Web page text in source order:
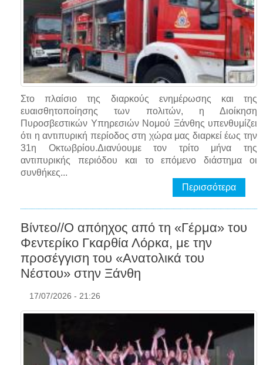
Στο πλαίσιο της διαρκούς ενημέρωσης και της
ευαισθητοποίησης των πολιτών, η Διοίκηση
Πυροσβεστικών Υπηρεσιών Νομού Ξάνθης υπενθυμίζει
ότι η αντιπυρική περίοδος στη χώρα μας διαρκεί έως την
31η Οκτωβρίου.Διανύουμε τον τρίτο μήνα της
αντιπυρικής περιόδου και το επόμενο διάστημα οι
συνθήκες...
Περισσότερα
Βίντεο//Ο απόηχος από τη «Γέρμα» του
Φεντερίκο Γκαρθία Λόρκα, με την
προσέγγιση του «Ανατολικά του
Νέστου» στην Ξάνθη
17/07/2026 - 21:26